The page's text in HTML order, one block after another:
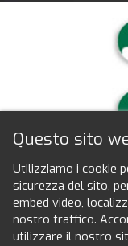
Questo sito
Utilizziamo i cookie
sicurezza del sito,
embed video,
nostro traffico.
utilizzare il nostro